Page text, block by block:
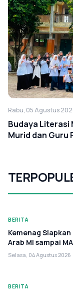
Rabu, 05 Agustus
Budaya Literasi
Murid dan Guru
BERITA
Kemenag Siapkan
Arab MI sampai
Selasa, 04 Agustus 2026
BERITA